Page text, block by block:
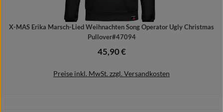
X-MAS Erika Marsch-Lied Weihnachten Song Operator Ugly Christmas
Pullover#47094
Regulärer Preis:
45,90 €
Preise inkl. MwSt. zzgl. Versandkosten